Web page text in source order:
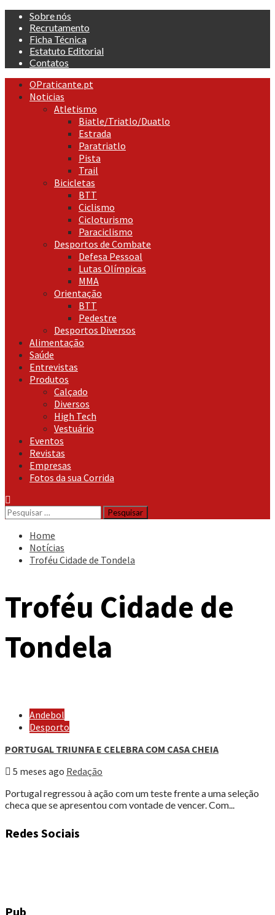
Skip
content
Sobre nós
Recrutamento
Ficha Técnica
Estatuto Editorial
Contatos
Primary
Menu
OPraticante.pt
Noticias
Atletismo
Biatle/Triatlo/Duatlo
Estrada
Paratriatlo
Pista
Trail
Bicicletas
BTT
Ciclismo
Cicloturismo
Paraciclismo
Desportos de Combate
Defesa Pessoal
Lutas Olímpicas
MMA
Orientação
BTT
Pedestre
Desportos Diversos
Alimentação
Saúde
Entrevistas
Produtos
Calçado
Diversos
High Tech
Vestuário
Eventos
Revistas
Empresas
Fotos da sua Corrida
Pesquisar
por:
Home
Notícias
Troféu Cidade de Tondela
Troféu Cidade de
Tondela
Andebol
Desporto
PORTUGAL TRIUNFA E CELEBRA COM CASA CHEIA
5 meses ago Redação
Portugal regressou à ação com um teste frente a uma seleção
checa que se apresentou com vontade de vencer. Com...
Redes Sociais
Pub